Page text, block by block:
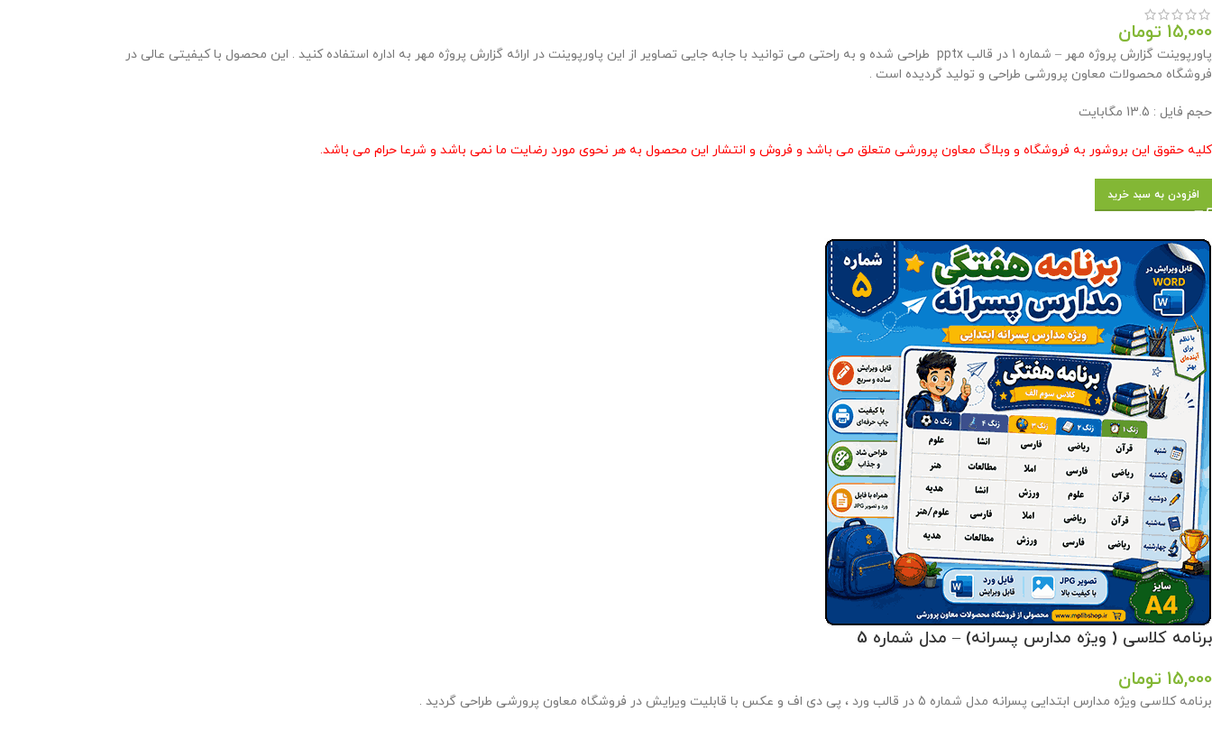
15,000 تومان
پاورپوینت گزارش پروژه مهر – شماره 1 در قالب pptx طراحی شده و به راحتی می توانید با جابه جایی تصاویر از این پاورپوینت در ارائه گزارش پروژه مهر به اداره استفاده کنید . این محصول با کیفیتی عالی در
فروشگاه محصولات معاون پرورشی طراحی و تولید گردیده است .
حجم فایل : 13.5 مگابایت
کلیه حقوق این بروشور به فروشگاه و وبلاگ معاون پرورشی متعلق می باشد و فروش و انتشار این محصول به هر نحوی مورد رضایت ما نمی باشد و شرعا حرام می باشد.
افزودن به سبد خرید
برنامه کلاسی ( ویژه مدارس پسرانه) – مدل شماره 5
15,000 تومان
برنامه کلاسی ویژه مدارس ابتدایی پسرانه مدل شماره 5 در قالب ورد ، پی دی اف و عکس با قابلیت ویرایش در فروشگاه معاون پرورشی طراحی گردید .